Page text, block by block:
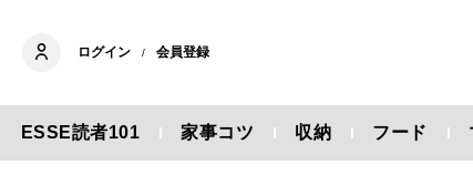
ログイン / 会員登録
ESSE読者101 家事コツ 収納 フード